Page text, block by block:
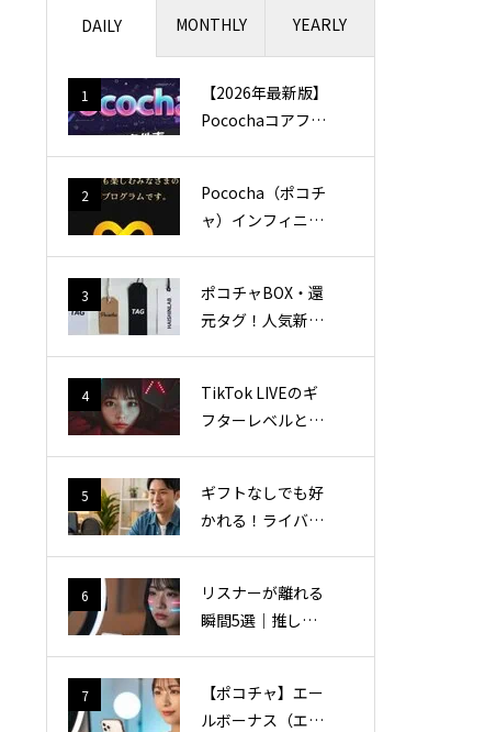
DAILY MONTHLY YEARLY
1
【2026年最新版】
Pocochaコアファ
表と効率的な達成
方法
2
Pococha（ポコチ
ャ）インフィニテ
現役インフィニテ
ィが完全解説！
3
ポコチャBOX・還
元タグ！人気新着
4
TikTok LIVEのギ
フターレベルとチ
で1.7億円！違い・
上げ方・特典を徹
底解説
5
ギフトなしでも好
かれる！ライバー
特徴
6
リスナーが離れる
瞬間5選｜推しを
7
【ポコチャ】エー
ルボーナス（エル